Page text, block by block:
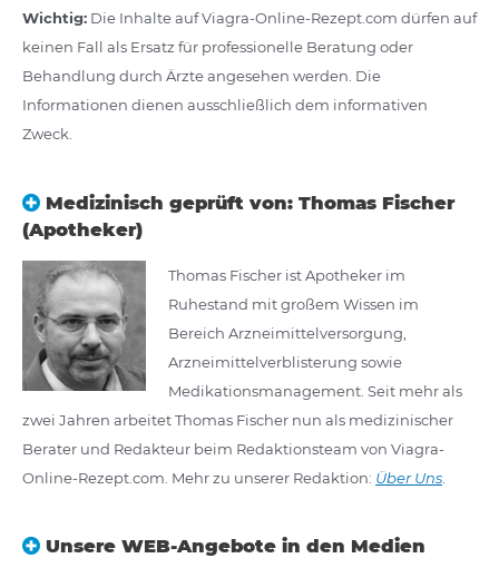
Wichtig: Die Inhalte auf Viagra-Online-Rezept.com dürfen auf
keinen Fall als Ersatz für professionelle Beratung oder
Behandlung durch Ärzte angesehen werden. Die
Informationen dienen ausschließlich dem informativen
Zweck.
Medizinisch geprüft von: Thomas Fischer
(Apotheker)
Thomas Fischer ist Apotheker im
Ruhestand mit großem Wissen im
Bereich Arzneimittelversorgung,
Arzneimittelverblisterung sowie
Medikationsmanagement. Seit mehr als
zwei Jahren arbeitet Thomas Fischer nun als medizinischer
Berater und Redakteur beim Redaktionsteam von Viagra-
Online-Rezept.com. Mehr zu unserer Redaktion: Über Uns
Unsere WEB-Angebote in den Medien